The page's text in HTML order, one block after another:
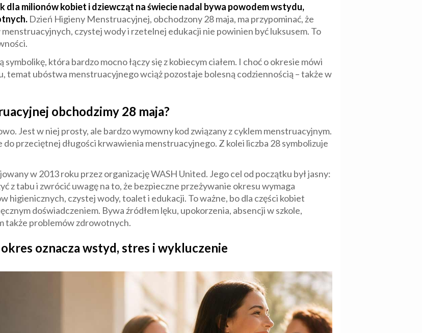
dla milionów kobiet i dziewcząt na świecie nadal bywa powodem wstydu,
Dzień Higieny Menstruacyjnej, obchodzony 28 maja, ma przypominać, że
czystej wody i rzetelnej edukacji nie powinien być luksusem. To
symbolikę, która bardzo mocno łączy się z kobiecym ciałem. I choć o okresie mówi
temat ubóstwa menstruacyjnego wciąż pozostaje bolesną codziennością – także w
obchodzimy 28 maja?
Jest w niej prosty, ale bardzo wymowny kod związany z cyklem menstruacyjnym.
do przeciętnej długości krwawienia menstruacyjnego. Z kolei liczba 28 symbolizuje
w 2013 roku przez organizację WASH United. Jego cel od początku był jasny:
z tabu i zwrócić uwagę na to, że bezpieczne przeżywanie okresu wymaga
higienicznych, czystej wody, toalet i edukacji. To ważne, bo dla części kobiet
doświadczeniem. Bywa źródłem lęku, upokorzenia, absencji w szkole,
także problemów zdrowotnych.
oznacza wstyd, stres i wykluczenie